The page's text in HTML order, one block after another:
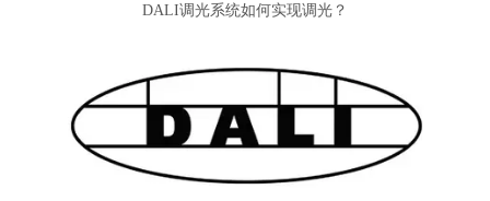
DALI调光系统如何实现调光？